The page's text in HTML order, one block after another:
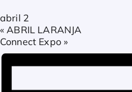
abril 2
« ABRIL LARANJA
Connect Expo»